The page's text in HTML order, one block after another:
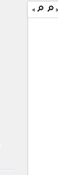
🔎︎ 🔎︎